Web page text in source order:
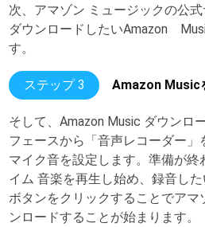
次、アマゾン ミュージックの公式
ダウンロードしたいAmazon
す。
ステップ 3 Amazon Music
そして、Amazon Music ダウンロ
フェースから「音声レコーダー」
マイク音を設定します。準備が終
イム 音楽を再生し始め、録音した
ボタンをクリックすることでアマ
ンロードすることが始まります。